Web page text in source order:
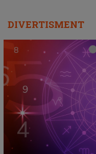
DIVERTISMENT